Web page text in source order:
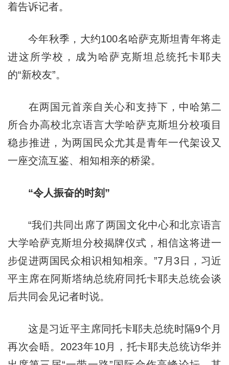
着告诉记者。
今年秋季，大约100名哈萨克斯坦青年将走
进这所学校，成为哈萨克斯坦总统托卡耶夫
的“新校友”。
在两国元首亲自关心和支持下，中哈第二
所合办高校北京语言大学哈萨克斯坦分校项目
稳步推进，为两国民众尤其是青年一代架设又
一座交流互鉴、相知相亲的桥梁。
“令人振奋的时刻”
“我们共同出席了两国文化中心和北京语言
大学哈萨克斯坦分校揭牌仪式，相信这将进一
步促进两国民众相识相知相亲。”7月3日，习近
平主席在阿斯塔纳总统府同托卡耶夫总统会谈
后共同会见记者时说。
这是习近平主席同托卡耶夫总统时隔9个月
再次会晤。2023年10月，托卡耶夫总统访华并